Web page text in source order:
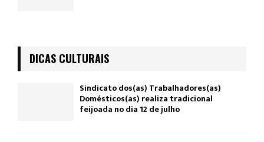
DICAS CULTURAIS
Sindicato dos(as) Trabalhadores(as)
Domésticos(as) realiza tradicional
feijoada no dia 12 de julho